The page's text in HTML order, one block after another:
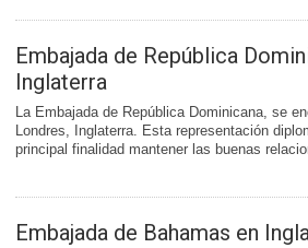
Embajada de República
Inglaterra
La Embajada de República Dominicana, se
Londres, Inglaterra. Esta representación
principal finalidad mantener las buenas
Embajada de Bahamas en